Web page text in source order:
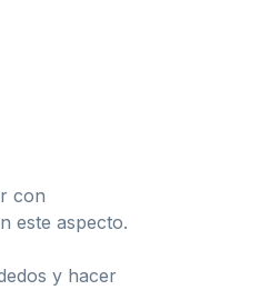
con
este aspecto.
y hacer